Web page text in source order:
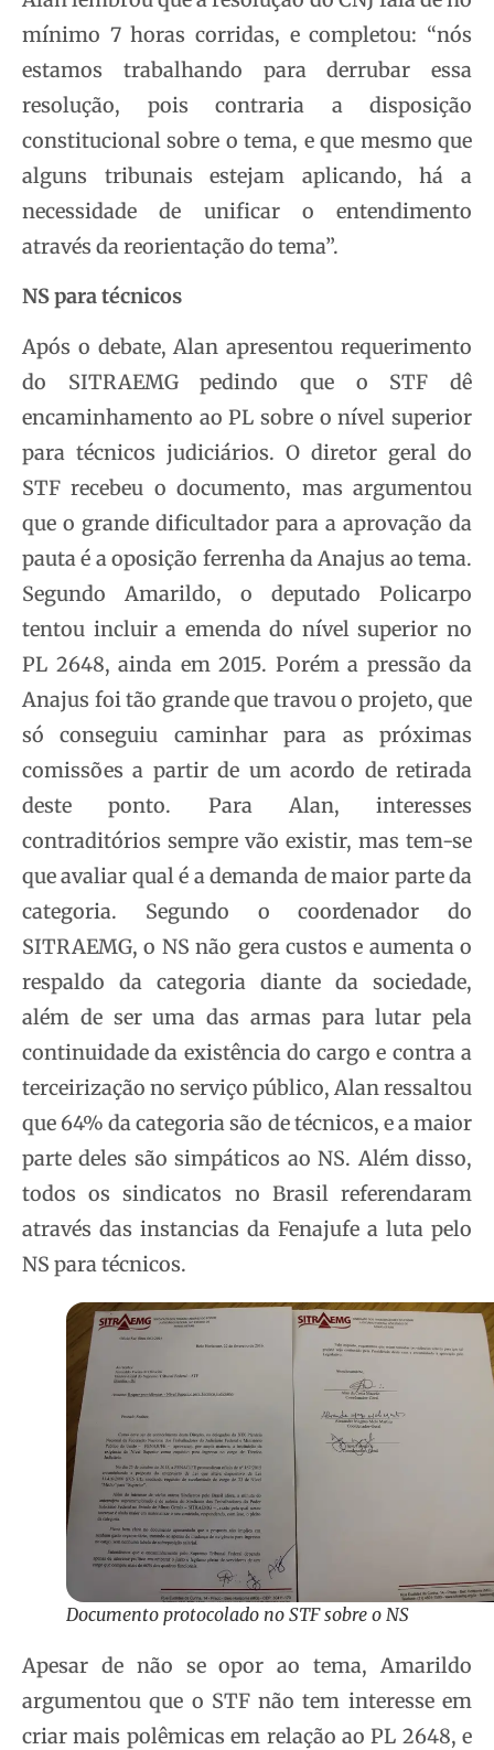
mínimo 7 horas corridas, e completou: “nós
estamos trabalhando para derrubar essa
resolução, pois contraria a disposição
constitucional sobre o tema, e que mesmo que
alguns tribunais estejam aplicando, há a
necessidade de unificar o entendimento
através da reorientação do tema”.
NS para técnicos
Após o debate, Alan apresentou requerimento
do SITRAEMG pedindo que o STF dê
encaminhamento ao PL sobre o nível superior
para técnicos judiciários. O diretor geral do
STF recebeu o documento, mas argumentou
que o grande dificultador para a aprovação da
pauta é a oposição ferrenha da Anajus ao tema.
Segundo Amarildo, o deputado Policarpo
tentou incluir a emenda do nível superior no
PL 2648, ainda em 2015. Porém a pressão da
Anajus foi tão grande que travou o projeto, que
só conseguiu caminhar para as próximas
comissões a partir de um acordo de retirada
deste ponto. Para Alan, interesses
contraditórios sempre vão existir, mas tem-se
que avaliar qual é a demanda de maior parte da
categoria. Segundo o coordenador do
SITRAEMG, o NS não gera custos e aumenta o
respaldo da categoria diante da sociedade,
além de ser uma das armas para lutar pela
continuidade da existência do cargo e contra a
terceirização no serviço público, Alan ressaltou
que 64% da categoria são de técnicos, e a maior
parte deles são simpáticos ao NS. Além disso,
todos os sindicatos no Brasil referendaram
através das instancias da Fenajufe a luta pelo
NS para técnicos.
Documento protocolado no STF sobre o NS
Apesar de não se opor ao tema, Amarildo
argumentou que o STF não tem interesse em
criar mais polêmicas em relação ao PL 2648, e